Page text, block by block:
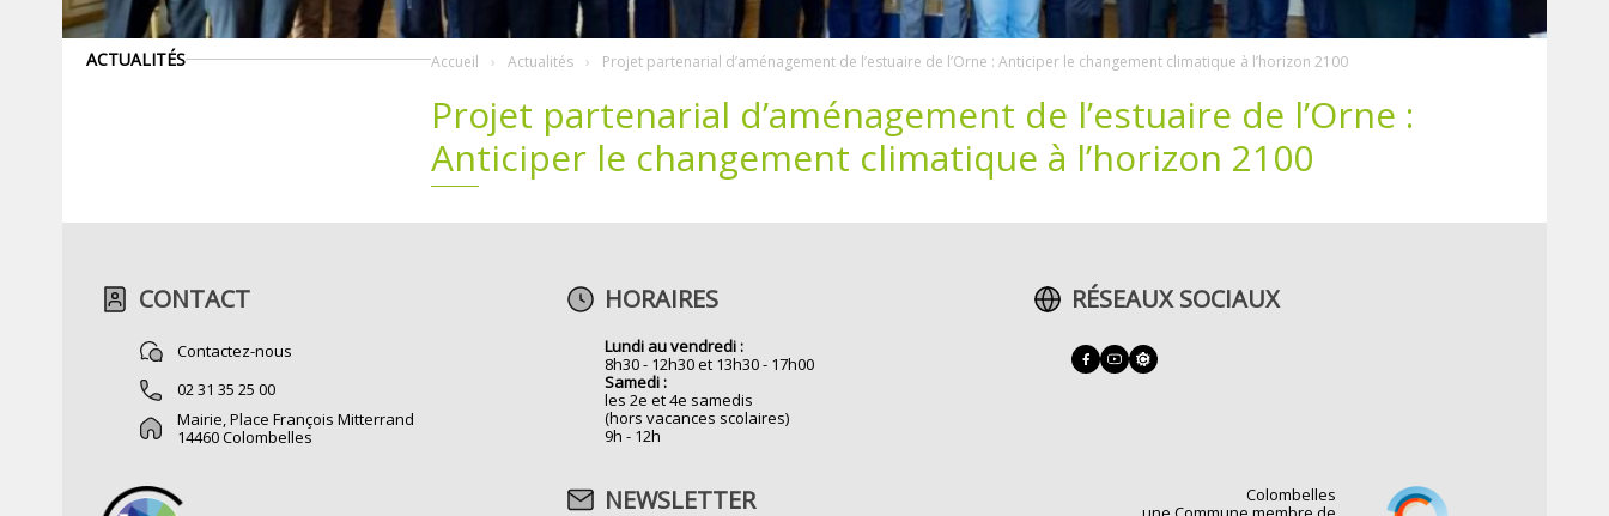
ACTUALITÉS Accueil Actualités Projet partenarial d’aménagement de l’estuaire de l’Orne : Anticiper le changement climatique à l’horizon 2100
Projet partenarial d’aménagement de l’estuaire de l’Orne :
Anticiper le changement climatique à l’horizon 2100
CONTACT
Contactez-nous
02 31 35 25 00
Mairie, Place François Mitterrand
14460 Colombelles
HORAIRES
Lundi au vendredi :
8h30 - 12h30 et 13h30 - 17h00
Samedi :
les 2e et 4e samedis
(hors vacances scolaires)
9h - 12h
RÉSEAUX SOCIAUX
NEWSLETTER
Colombelles